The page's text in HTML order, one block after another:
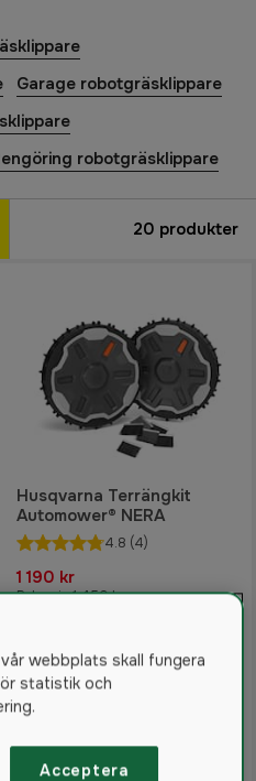
Garage robotgräsklippare
robotgräsklippare
20 produkter
Husqvarna Terrängkit
Automower® NERA
4.8 (4)
1 190 kr
Rek. pris 1 450 kr
webbplats skall fungera
statistik och
Acceptera